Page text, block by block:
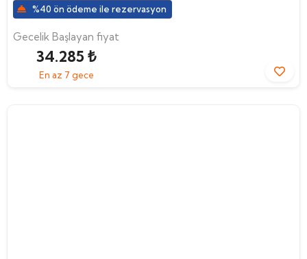
%40 ön ödeme ile rezervasyon
Gecelik Başlayan fiyat
34.285 ₺
En az 7 gece